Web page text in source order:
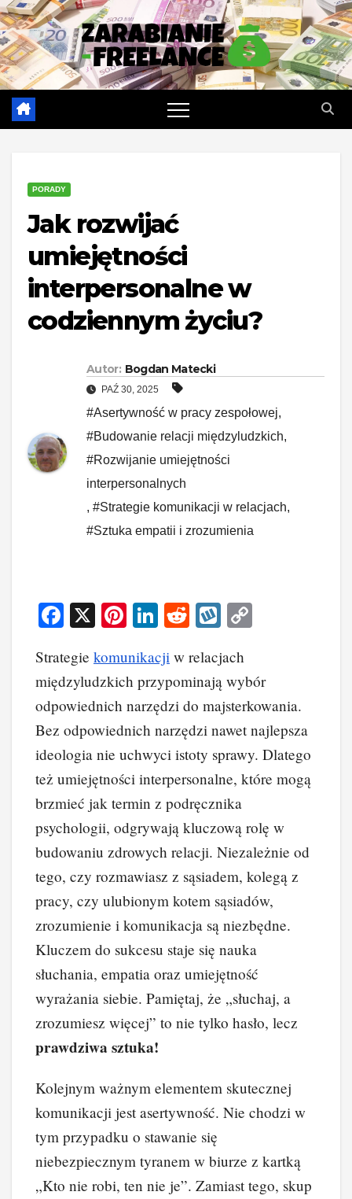
Skip
to
content
PORADY
Jak rozwijać
umiejętności
interpersonalne w
codziennym życiu?
Autor: Bogdan Matecki
PAŹ 30, 2025
#Asertywność w pracy zespołowej,
#Budowanie relacji międzyludzkich,
#Rozwijanie umiejętności
interpersonalnych
, #Strategie komunikacji w relacjach,
#Sztuka empatii i zrozumienia
F
c
e
b
o
o
k
X
Pi
er
e
st
Li
k
e
dI
n
R
d
di
t
W
o
p
y
Li
n
k
Strategie komunikacji w relacjach
międzyludzkich przypominają wybór
odpowiednich narzędzi do majsterkowania.
Bez odpowiednich narzędzi nawet najlepsza
ideologia nie uchwyci istoty sprawy. Dlatego
też umiejętności interpersonalne, które mogą
brzmieć jak termin z podręcznika
psychologii, odgrywają kluczową rolę w
budowaniu zdrowych relacji. Niezależnie od
tego, czy rozmawiasz z sąsiadem, kolegą z
pracy, czy ulubionym kotem sąsiadów,
zrozumienie i komunikacja są niezbędne.
Kluczem do sukcesu staje się nauka
słuchania, empatia oraz umiejętność
wyrażania siebie. Pamiętaj, że „słuchaj, a
zrozumiesz więcej” to nie tylko hasło, lecz
prawdziwa sztuka!
Kolejnym ważnym elementem skutecznej
komunikacji jest asertywność. Nie chodzi w
tym przypadku o stawanie się
niebezpiecznym tyranem w biurze z kartką
„Kto nie robi, ten nie je”. Zamiast tego, skup